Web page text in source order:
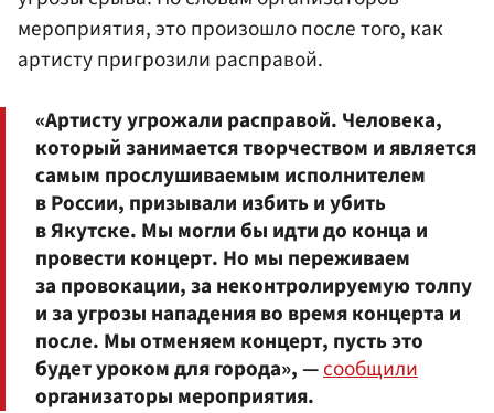
мероприятия, это произошло после того, как
артисту пригрозили расправой.
«Артисту угрожали расправой. Человека,
который занимается творчеством и является
самым прослушиваемым исполнителем
в России, призывали избить и убить
в Якутске. Мы могли бы идти до конца и
провести концерт. Но мы переживаем
за провокации, за неконтролируемую толпу
и за угрозы нападения во время концерта и
после. Мы отменяем концерт, пусть это
будет уроком для города», —сообщили
организаторы мероприятия.